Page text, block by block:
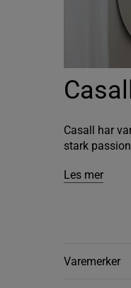
Casall har
stark
Les mer
Varemerker